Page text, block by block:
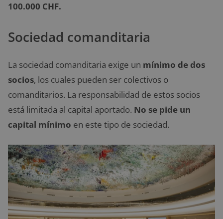
100.000 CHF.
Sociedad comanditaria
La sociedad comanditaria exige un mínimo de dos
socios, los cuales pueden ser colectivos o
comanditarios. La responsabilidad de estos socios
está limitada al capital aportado. No se pide un
capital mínimo en este tipo de sociedad.